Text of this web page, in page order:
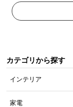
カテゴリから探す
インテリア
家電